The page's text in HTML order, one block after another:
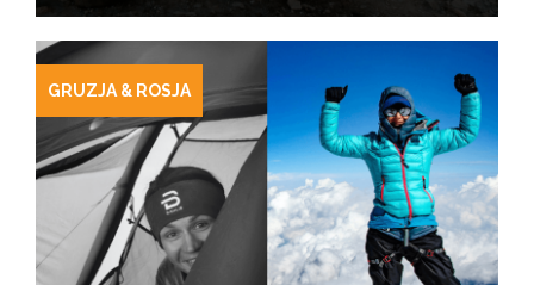
GRUZJA & ROSJA